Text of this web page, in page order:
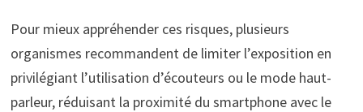
Pour mieux appréhender ces risques, plusieurs
organismes recommandent de limiter l’exposition en
privilégiant l’utilisation d’écouteurs ou le mode haut-
parleur, réduisant la proximité du smartphone avec le